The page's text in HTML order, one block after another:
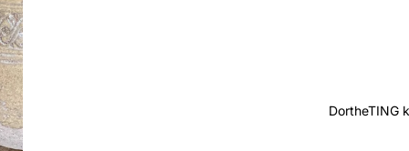
DortheTING